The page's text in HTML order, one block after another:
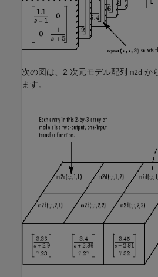
次の図は、2 次元モデル配列 m2d か
ます。